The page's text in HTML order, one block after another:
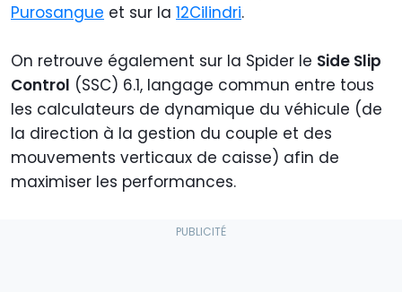
Purosangue et sur la 12Cilindri.
On retrouve également sur la Spider le Side Slip
Control (SSC) 6.1, langage commun entre tous
les calculateurs de dynamique du véhicule (de
la direction à la gestion du couple et des
mouvements verticaux de caisse) afin de
maximiser les performances.